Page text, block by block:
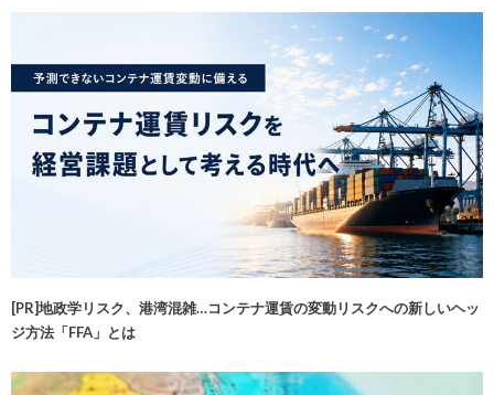
[PR]地政学リスク、港湾混雑…コンテナ運賃の変動リスクへの新しいヘッ
ジ方法「FFA」とは